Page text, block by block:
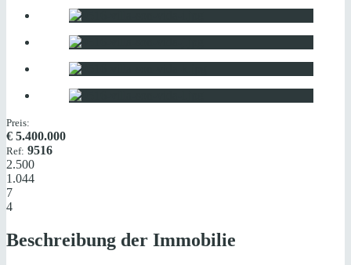
Preis:
€ 5.400.000
Ref: 9516
2.500
1.044
7
4
Beschreibung der Immobilie